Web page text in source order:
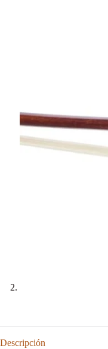
Descripción